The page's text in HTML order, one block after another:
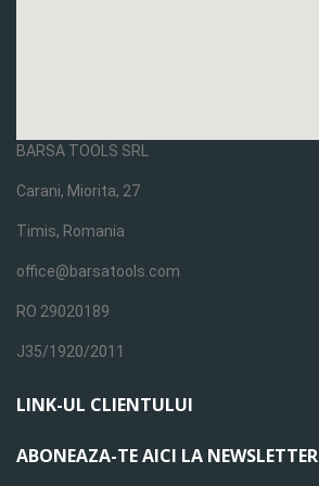
BARSA TOOLS SRL
Carani, Miorita, 27
Timis, Romania
office@barsatools.com
RO 29020189
J35/1920/2011
LINK-UL CLIENTULUI
ABONEAZA-TE AICI LA NEWSLETTER